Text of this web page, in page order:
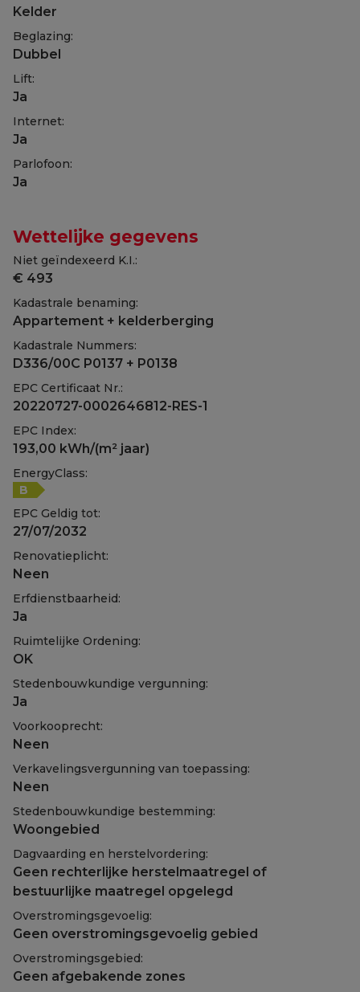
Kelder
Beglazing:
Dubbel
Lift:
Ja
Internet:
Ja
Parlofoon:
Ja
Wettelijke gegevens
Niet geïndexeerd K.I.:
€ 493
Kadastrale benaming:
Appartement + kelderberging
Kadastrale Nummers:
D336/00C P0137 + P0138
EPC Certificaat Nr.:
20220727-0002646812-RES-1
EPC Index:
193,00 kWh/(m² jaar)
EnergyClass:
B
EPC Geldig tot:
27/07/2032
Renovatieplicht:
Neen
Erfdienstbaarheid:
Ja
Ruimtelijke Ordening:
OK
Stedenbouwkundige vergunning:
Ja
Voorkooprecht:
Neen
Verkavelingsvergunning van toepassing:
Neen
Stedenbouwkundige bestemming:
Woongebied
Dagvaarding en herstelvordering:
Geen rechterlijke herstelmaatregel of
bestuurlijke maatregel opgelegd
Overstromingsgevoelig:
Geen overstromingsgevoelig gebied
Overstromingsgebied:
Geen afgebakende zones